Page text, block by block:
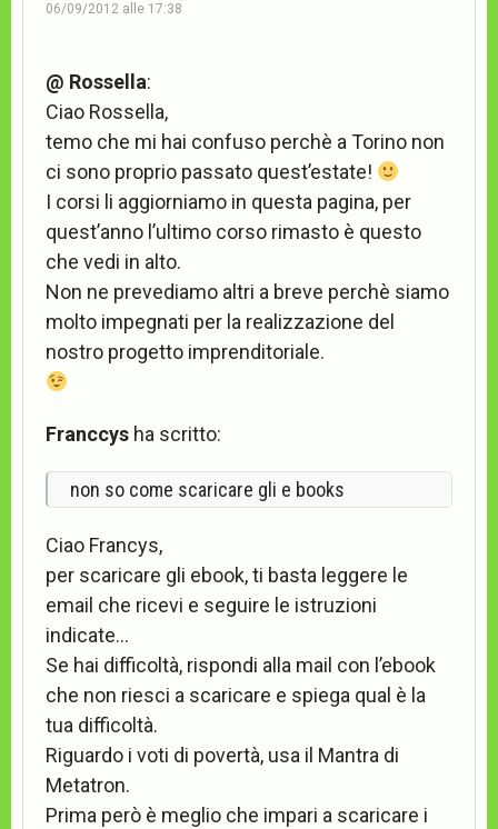
06/09/2012 alle 17:38
@ Rossella:
Ciao Rossella,
temo che mi hai confuso perchè a Torino non
ci sono proprio passato quest’estate!
I corsi li aggiorniamo in questa pagina, per
quest’anno l’ultimo corso rimasto è questo
che vedi in alto.
Non ne prevediamo altri a breve perchè siamo
molto impegnati per la realizzazione del
nostro progetto imprenditoriale.
Franccys ha scritto:
non so come scaricare gli e books
Ciao Francys,
per scaricare gli ebook, ti basta leggere le
email che ricevi e seguire le istruzioni
indicate…
Se hai difficoltà, rispondi alla mail con l’ebook
che non riesci a scaricare e spiega qual è la
tua difficoltà.
Riguardo i voti di povertà, usa il Mantra di
Metatron.
Prima però è meglio che impari a scaricare i